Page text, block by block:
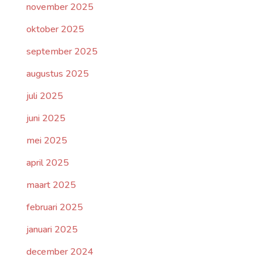
november 2025
oktober 2025
september 2025
augustus 2025
juli 2025
juni 2025
mei 2025
april 2025
maart 2025
februari 2025
januari 2025
december 2024